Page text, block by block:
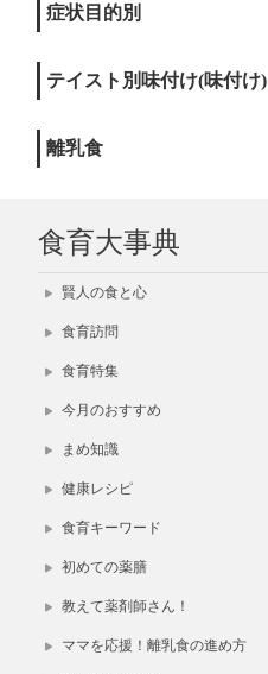
症状目的別
テイスト別味付け(味付け)
離乳食
食育大事典
賢人の食と心
食育訪問
食育特集
今月のおすすめ
まめ知識
健康レシピ
食育キーワード
初めての薬膳
教えて薬剤師さん！
ママを応援！離乳食の進め方